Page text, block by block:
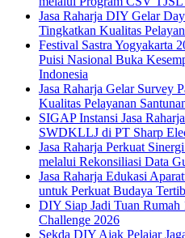
Jasa Raharja DIY Gelar
Tingkatkan Kualitas
Festival Sastra Yogyakarta
Puisi Nasional Buka
Indonesia
Jasa Raharja Gelar Survey
Kualitas Pelayanan
SIGAP Instansi Jasa
SWDKLLJ di PT Sharp
Jasa Raharja Perkuat
melalui Rekonsiliasi Data
Jasa Raharja Edukasi
untuk Perkuat Budaya
DIY Siap Jadi Tuan
Challenge 2026
Sekda DIY Ajak Pelajar